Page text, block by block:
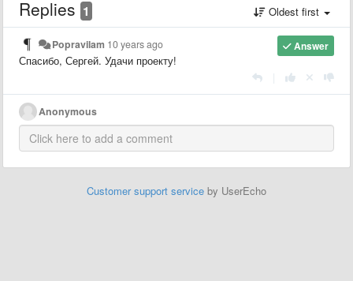
Replies 1 Oldest first
Answer
Popravilam 10 years ago
Спасибо, Сергей. Удачи проекту!
Anonymous
Customer support service by UserEcho